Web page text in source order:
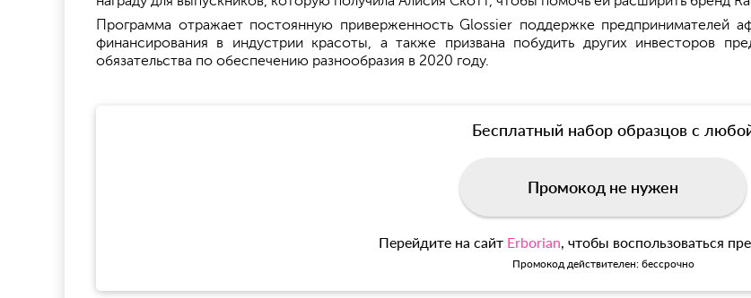
Программа отражает постоянную приверженность Glossier поддержке предпринимателей
финансирования в индустрии красоты, а также призвана побудить других инвесторов
обязательства по обеспечению разнообразия в 2020 году.
Бесплатный набор образцов с
Промокод не нужен
Перейдите на сайт Erborian, чтобы воспользоваться
Промокод действителен: бессрочно